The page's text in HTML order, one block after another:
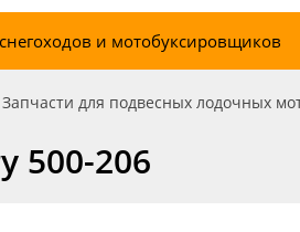
и мотобуксировщиков
Запчасти для подвесных лодочных
500-206